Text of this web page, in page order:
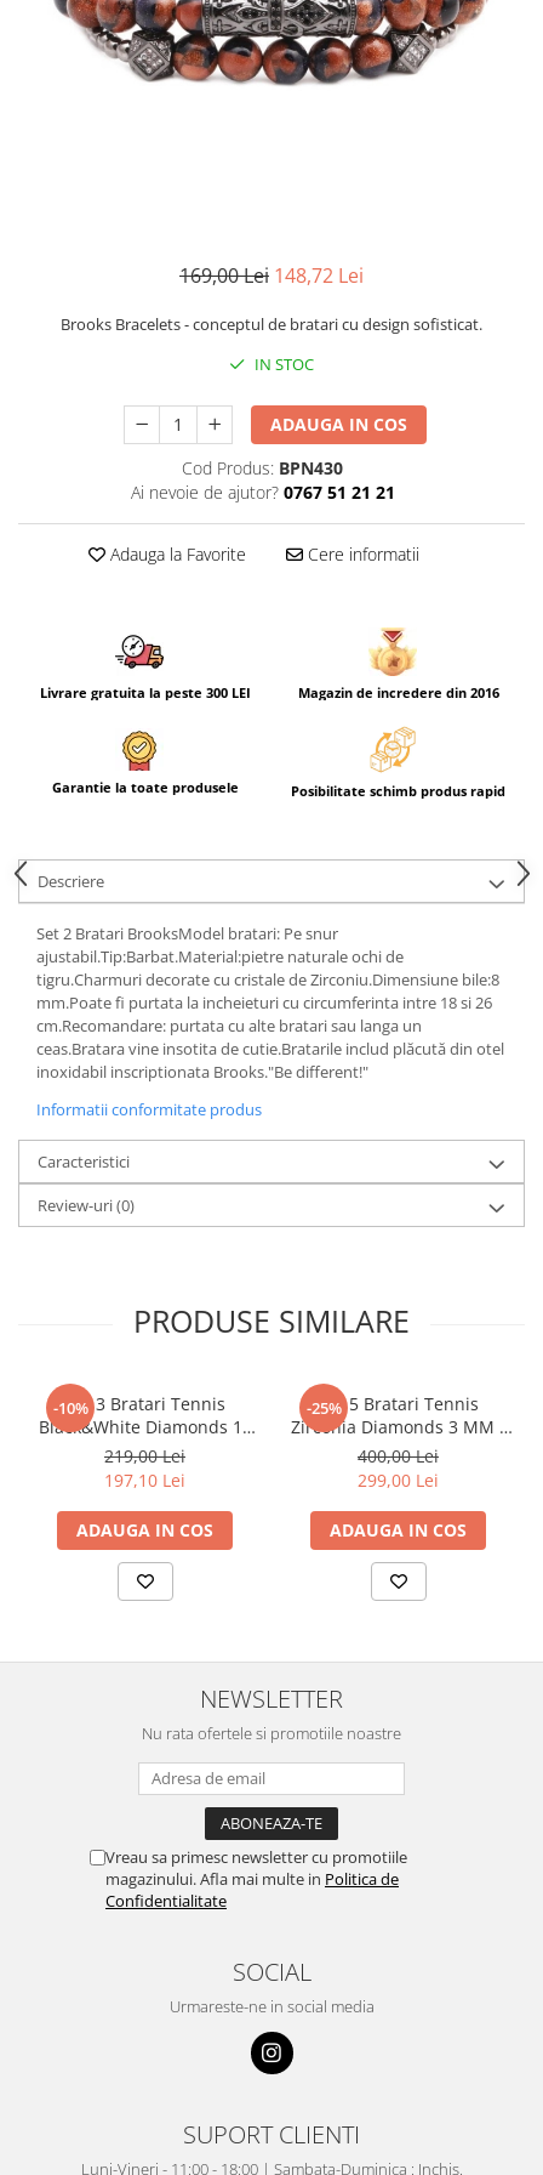
CERCEI
CEASURI DAMA
169,00 Lei 148,72 Lei
Brooks Bracelets - conceptul de bratari cu design sofisticat.
IN STOC
ADAUGA IN COS
Cod Produs: BPN430
Ai nevoie de ajutor? 0767 51 21 21
Adauga la Favorite Cere informatii
Livrare gratuita la peste 300 LEI Magazin de incredere din 2016
Garantie la toate produsele Posibilitate schimb produs rapid
Descriere
Set 2 Bratari BrooksModel bratari: Pe snur
ajustabil.Tip:Barbat.Material:pietre naturale ochi de
tigru.Charmuri decorate cu cristale de Zirconiu.Dimensiune bile:8
mm.Poate fi purtata la incheieturi cu circumferinta intre 18 si 26
cm.Recomandare: purtata cu alte bratari sau langa un
ceas.Bratara vine insotita de cutie.Bratarile includ plăcută din otel
inoxidabil inscriptionata Brooks."Be different!"
Informatii conformitate produs
Caracteristici
Review-uri(0)
PRODUSE SIMILARE
-10%
Set 3 Bratari Tennis
Black&White Diamonds 19
CM
219,00 Lei
197,10 Lei
ADAUGA IN COS
-25%
Set 5 Bratari Tennis
Zirconia Diamonds 3 MM /
19.5 CM
400,00 Lei
299,00 Lei
ADAUGA IN COS
NEWSLETTER
Nu rata ofertele si promotiile noastre
Vreau sa primesc newsletter cu promotiile
magazinului. Afla mai multe in Politica de
Confidentialitate
SOCIAL
Urmareste-ne in social media
SUPORT CLIENTI
Luni-Vineri - 11:00 - 18:00 | Sambata-Duminica : Inchis.